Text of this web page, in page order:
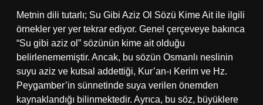
Metnin dili tutarlı; Su Gibi Aziz Ol Sözü Kime Ait ile ilgili
örnekler yer yer tekrar ediyor. Genel çerçeveye bakınca
“Su gibi aziz ol” sözünün kime ait olduğu
belirlenememiştir. Ancak, bu sözün Osmanlı neslinin
suyu aziz ve kutsal addettiği, Kur’an-ı Kerim ve Hz.
Peygamber’in sünnetinde suya verilen önemden
kaynaklandığı bilinmektedir. Ayrıca, bu söz, büyüklere